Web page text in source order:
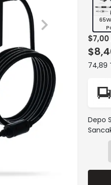
$7,00
74,89
Depo